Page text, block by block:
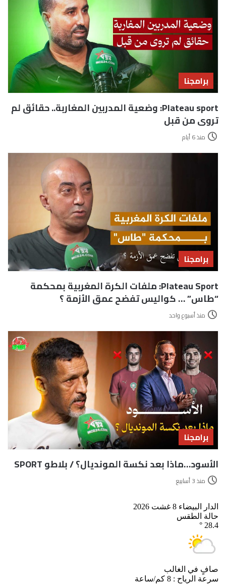
برامجنا
Plateau sport: وضعية المدربين المغاربة.. حقائق لم
تروى من قبل
منذ 6 أيام
برامجنا
Plateau Sport: ملفات الكرة المغربية بمحكمة
“طاس” … كواليس تفضح عمق الأزمة ؟
منذ أسبوع واحد
برامجنا
الأسود…ماذا بعد نكسة المونديال؟ / بلاطو SPORT
منذ 3 أسابيع